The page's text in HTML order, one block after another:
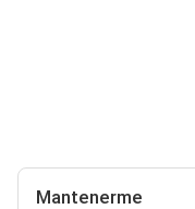
Mantenerme